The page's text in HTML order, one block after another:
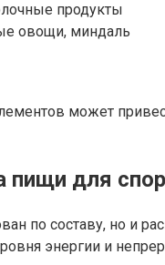
продукты
овощи, миндаль
может
пищи для
по составу, но и
энергии и